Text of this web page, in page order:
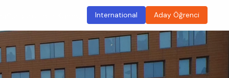
International Aday Öğrenci